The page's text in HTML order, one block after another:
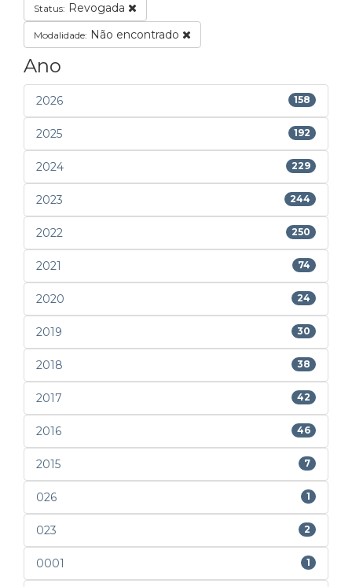
Status: Revogada
Modalidade: Não encontrado
Ano
2026 158
2025 192
2024 229
2023 244
2022 250
2021 74
2020 24
2019 30
2018 38
2017 42
2016 46
2015 7
026 1
023 2
0001 1